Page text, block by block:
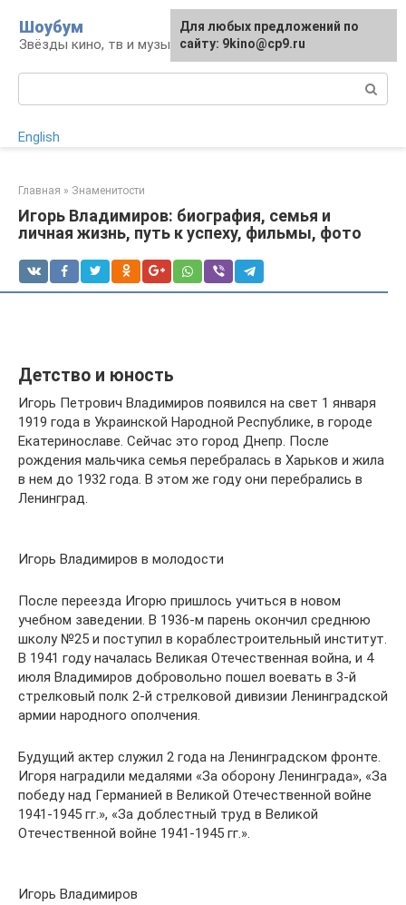
контенту
Шоубум
Звёзды кино, тв и музыки
English
Главная » Знаменитости
Игорь Владимиров: биография, семья и
личная жизнь, путь к успеху, фильмы, фото
Детство и юность
Игорь Петрович Владимиров появился на свет 1 января
1919 года в Украинской Народной Республике, в городе
Екатеринославе. Сейчас это город Днепр. После
рождения мальчика семья перебралась в Харьков и жила
в нем до 1932 года. В этом же году они перебрались в
Ленинград.
Игорь Владимиров в молодости
После переезда Игорю пришлось учиться в новом
учебном заведении. В 1936-м парень окончил среднюю
школу №25 и поступил в кораблестроительный институт.
В 1941 году началась Великая Отечественная война, и 4
июля Владимиров добровольно пошел воевать в 3-й
стрелковый полк 2-й стрелковой дивизии Ленинградской
армии народного ополчения.
Будущий актер служил 2 года на Ленинградском фронте.
Игоря наградили медалями «За оборону Ленинграда», «За
победу над Германией в Великой Отечественной войне
1941-1945 гг.», «За доблестный труд в Великой
Отечественной войне 1941-1945 гг.».
Игорь Владимиров
Для любых предложений по
сайту: 9kino@cp9.ru